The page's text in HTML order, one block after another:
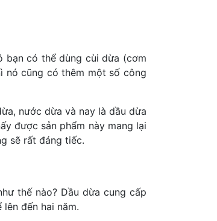
có thể dùng cùi dừa (cơm
nó cũng có thêm một số công
nước dừa và nay là dầu dừa
được sản phẩm này mang lại
sẽ rất đáng tiếc.
thế nào? Dầu dừa cung cấp
đến hai năm.